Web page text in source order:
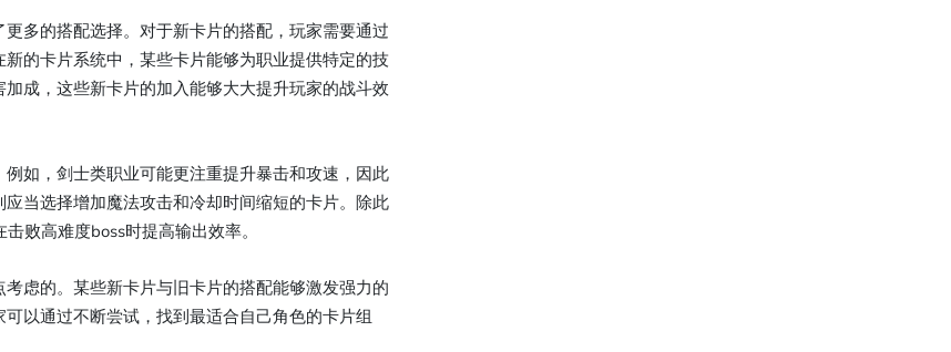
多的搭配选择。对于新卡片的搭配，玩家需要通过
的卡片系统中，某些卡片能够为职业提供特定的技
成，这些新卡片的加入能够大大提升玩家的战斗效
如，剑士类职业可能更注重提升暴击和攻速，因此
当选择增加魔法攻击和冷却时间缩短的卡片。除此
败高难度boss时提高输出效率。
虑的。某些新卡片与旧卡片的搭配能够激发强力的
以通过不断尝试，找到最适合自己角色的卡片组